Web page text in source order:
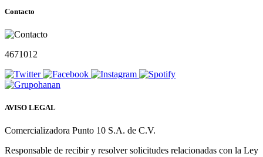
Contacto
4671012
AVISO LEGAL
Comercializadora Punto 10 S.A. de C.V.
Responsable de recibir y resolver solicitudes relacionadas con la Ley